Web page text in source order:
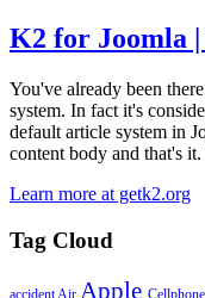
K2 for Joomla |
You've already been
system. In fact it's
default article system in
content body and that's
Learn more at getk2.org
Tag Cloud
accident Air Apple Cellphone